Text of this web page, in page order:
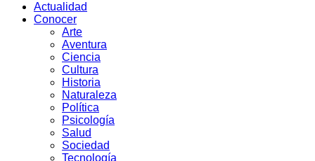
Actualidad
Conocer
Arte
Aventura
Ciencia
Cultura
Historia
Naturaleza
Política
Psicología
Salud
Sociedad
Tecnología